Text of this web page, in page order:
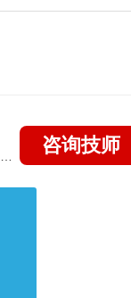
咨询技师